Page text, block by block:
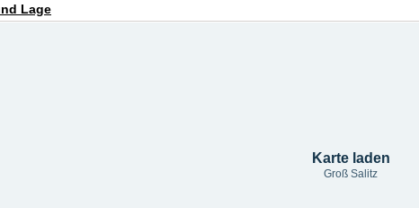
Lage
Karte laden
Groß Salitz